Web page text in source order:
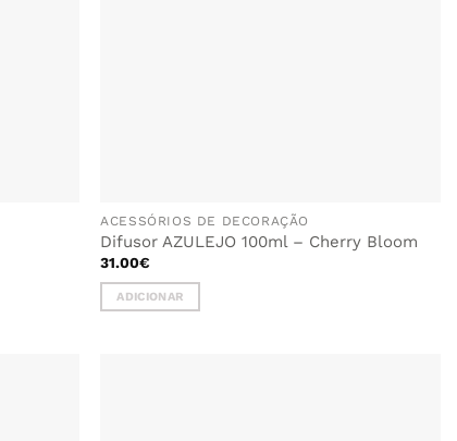
ACESSÓRIOS DE DECORAÇÃO
Difusor AZULEJO 100ml – Cherry Bloom
31.00€
ADICIONAR